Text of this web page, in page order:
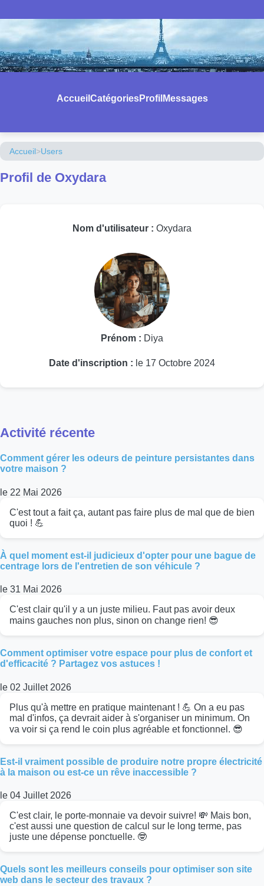
Accueil CatégoriesProfil Messages
Accueil>Users
Profil de Oxydara
Nom d'utilisateur : Oxydara
Prénom : Diya
Date d'inscription : le 17 Octobre 2024
Activité récente
Comment gérer les odeurs de peinture persistantes dans
votre maison ?
le 22 Mai 2026
C'est tout a fait ça, autant pas faire plus de mal que de bien
quoi ! 💪
À quel moment est-il judicieux d'opter pour une bague de
centrage lors de l'entretien de son véhicule ?
le 31 Mai 2026
C'est clair qu'il y a un juste milieu. Faut pas avoir deux
mains gauches non plus, sinon on change rien! 😎
Comment optimiser votre espace pour plus de confort et
d'efficacité ? Partagez vos astuces !
le 02 Juillet 2026
Plus qu'à mettre en pratique maintenant ! 💪 On a eu pas
mal d'infos, ça devrait aider à s'organiser un minimum. On
va voir si ça rend le coin plus agréable et fonctionnel. 😎
Est-il vraiment possible de produire notre propre électricité
à la maison ou est-ce un rêve inaccessible ?
le 04 Juillet 2026
C'est clair, le porte-monnaie va devoir suivre! 💸 Mais bon,
c'est aussi une question de calcul sur le long terme, pas
juste une dépense ponctuelle. 🤓
Quels sont les meilleurs conseils pour optimiser son site
web dans le secteur des travaux ?